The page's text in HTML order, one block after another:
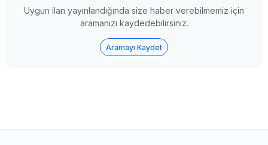
Uygun ilan yayınlandığında size haber verebilmemiz için
aramanızı kaydedebilirsiniz.
Aramayı Kaydet